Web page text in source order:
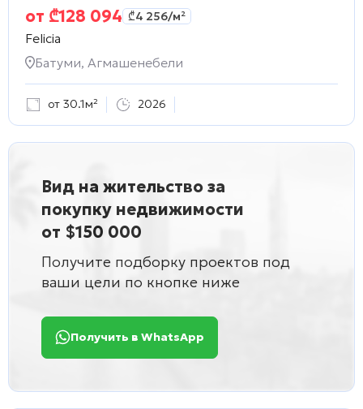
от ₾128 094 ₾4 256/м²
Felicia
Батуми, Агмашенебели
от 30.1м² 2026
Вид на жительство за
покупку недвижимости
от $150 000
Получите подборку проектов под
ваши цели по кнопке ниже
Получить в WhatsApp